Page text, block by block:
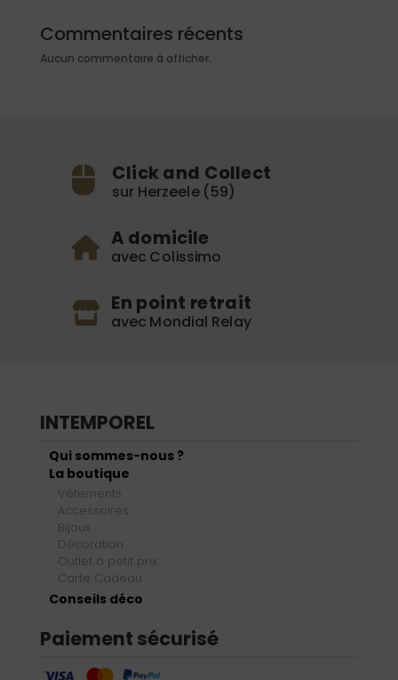
Commentaires récents
Aucun commentaire à afficher.
Click and Collect
sur Herzeele (59)
A domicile
avec Colissimo
En point retrait
avec Mondial Relay
INTEMPOREL
Qui sommes-nous ?
La boutique
Vêtements
Accessoires
Bijoux
Décoration
Outlet à petit prix
Carte Cadeau
Conseils déco
Paiement sécurisé